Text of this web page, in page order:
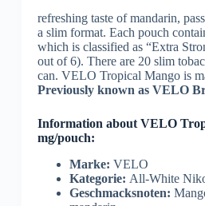
refreshing taste of mandarin,
a slim format. Each pouch
which is classified as “Extra
out of 6). There are 20 slim
can. VELO Tropical Mango is
Previously known as VELO
Information about VELO
mg/pouch:
Marke: VELO
Kategorie: All-White
Geschmacksnoten: